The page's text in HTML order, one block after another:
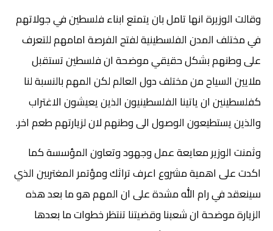
وقالت الوزيرة انها تامل بان يتمتع ابناء فلسطين في جولاتهم
في مختلف المدن الفلسطينية لفتح الفرصة امامهم للتعرف
على وطنهم بشكل حقيقي موضحة ان فلسطين تستقبل
ملايين السياح من مختلف دول العالم لكن المهم بالنسبة لنا
كفلسطينين ان ياتينا الفلسطينيون الذين يعيشون الاغتراب
والذين يستطيعون الوصول الى وطنهم لان لزيارتهم طعم اخر.
وثمنت الوزير معايعة عمل وجهود وتعاون المؤسسة كما
اكدت على اهمية مشروع اعرف تراثك ومؤتمر المغتربين الذي
سينعقد في رام الله مشدة على ان المهم هو ما بعد هذه
الزيارة موضحة ان شعبنا وقضيتنا تنتظر خطوات ما بعدها